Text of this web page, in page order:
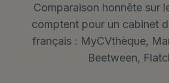
Comparaison honnête sur
comptent pour un cabinet
français : MyCVthèque,
Beetween,